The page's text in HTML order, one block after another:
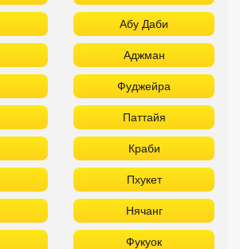
Абу Даби
Аджман
Фуджейра
Паттайя
Краби
Пхукет
Нячанг
Фукуок